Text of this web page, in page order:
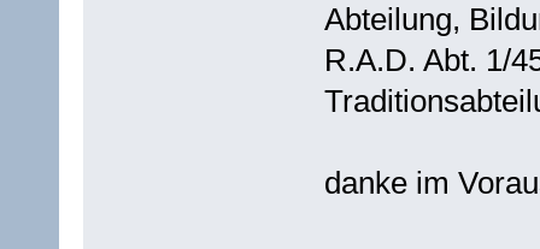
Abteilung,
R.A.D. Abt. 1/
danke im